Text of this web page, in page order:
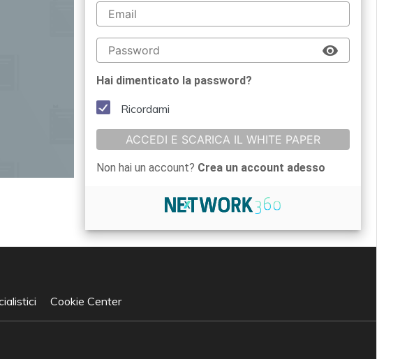
Hai dimenticato la password?
Ricordami
ACCEDI E SCARICA IL WHITE PAPER
Non hai un account? Crea un account adesso
Cookie Center